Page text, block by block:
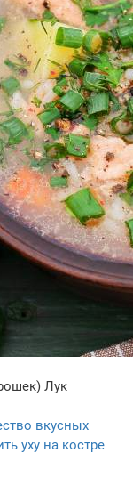
Лук
вкусных
уху на костре